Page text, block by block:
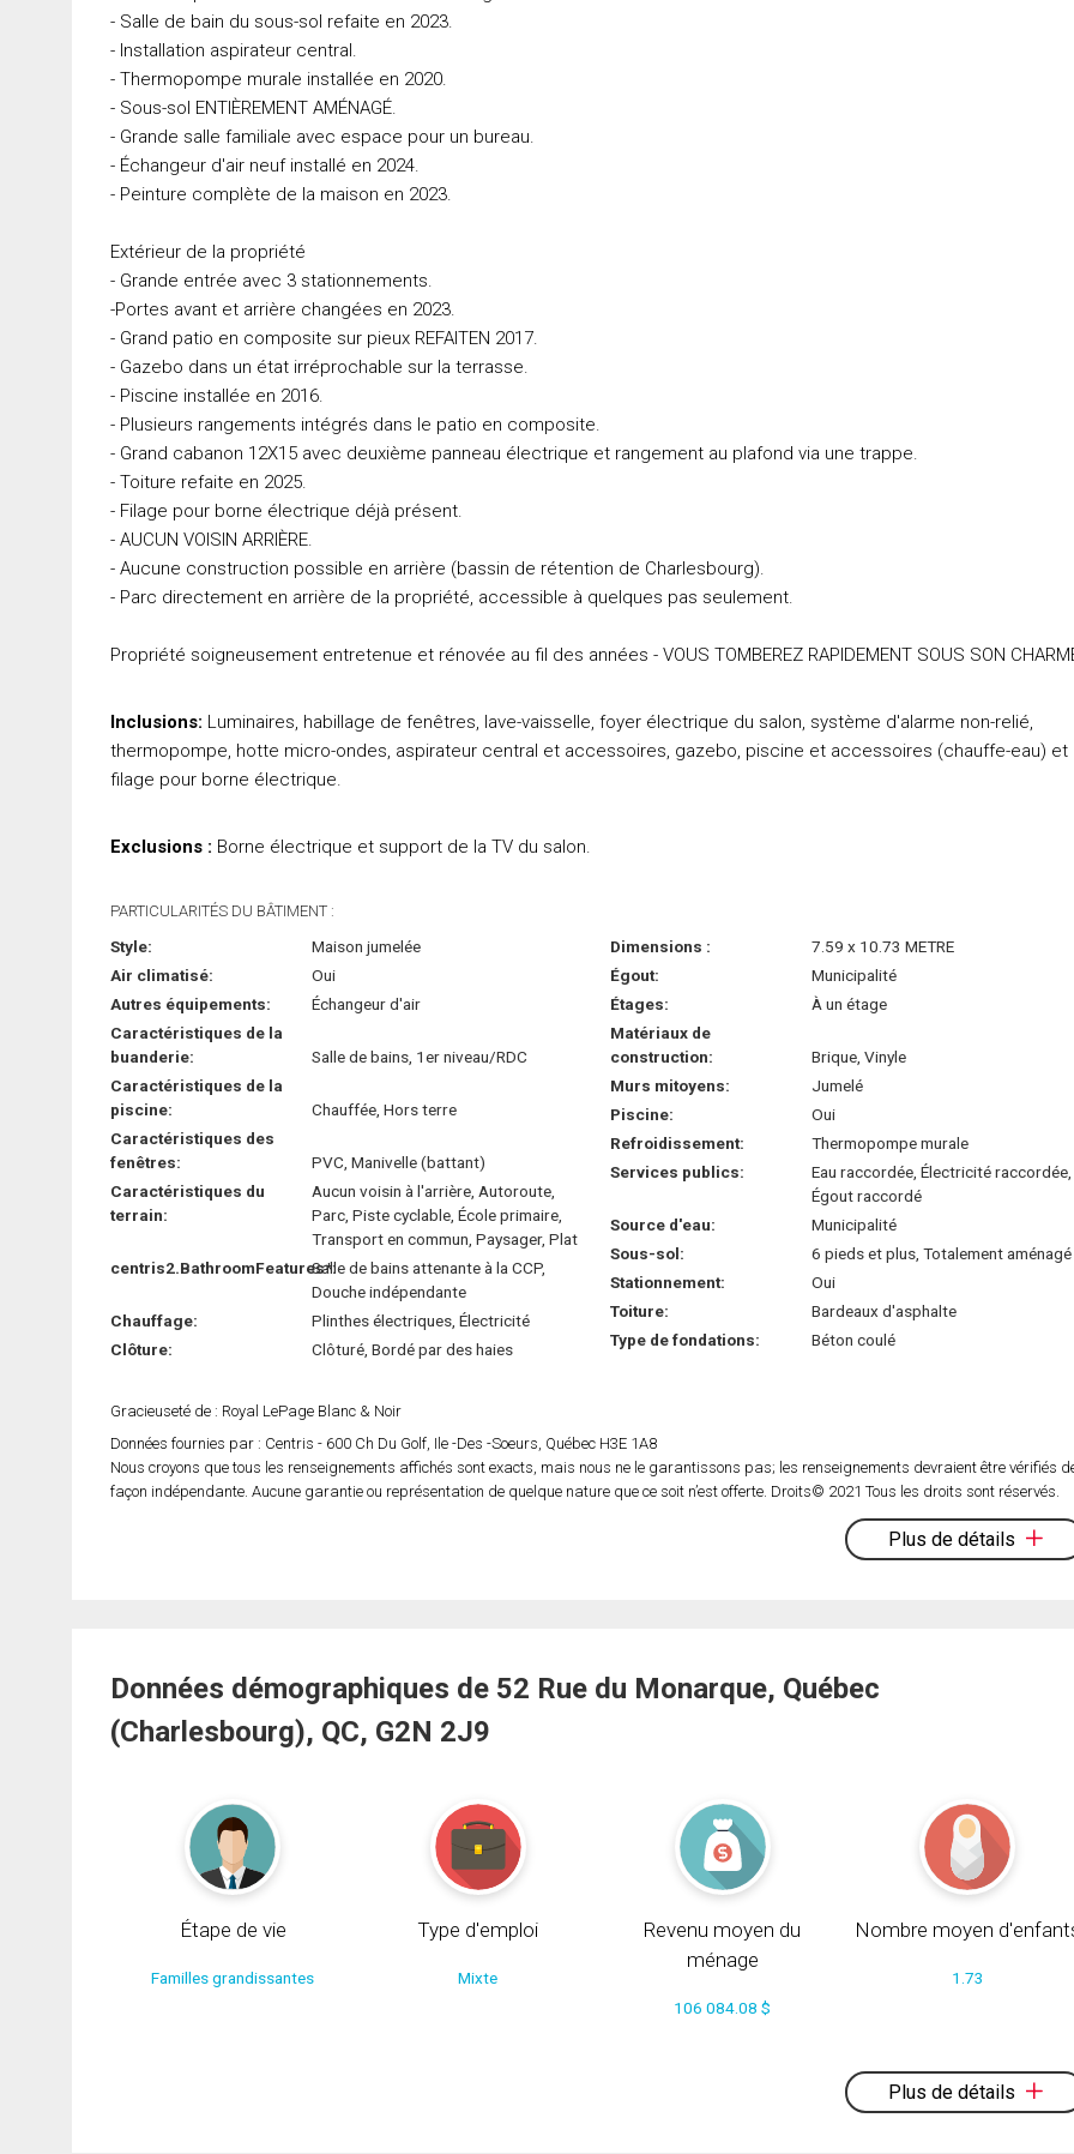
- Salle de bain du sous-sol refaite en 2023.
- Installation aspirateur central.
- Thermopompe murale installée en 2020.
- Sous-sol ENTIÈREMENT AMÉNAGÉ.
- Grande salle familiale avec espace pour un bureau.
- Échangeur d'air neuf installé en 2024.
- Peinture complète de la maison en 2023.
Extérieur de la propriété
- Grande entrée avec 3 stationnements.
-Portes avant et arrière changées en 2023.
- Grand patio en composite sur pieux REFAITEN 2017.
- Gazebo dans un état irréprochable sur la terrasse.
- Piscine installée en 2016.
- Plusieurs rangements intégrés dans le patio en composite.
- Grand cabanon 12X15 avec deuxième panneau électrique et rangement au plafond via une trappe.
- Toiture refaite en 2025.
- Filage pour borne électrique déjà présent.
- AUCUN VOISIN ARRIÈRE.
- Aucune construction possible en arrière (bassin de rétention de Charlesbourg).
- Parc directement en arrière de la propriété, accessible à quelques pas seulement.
Propriété soigneusement entretenue et rénovée au fil des années - VOUS TOMBEREZ RAPIDEMENT SOUS SON
Inclusions: Luminaires, habillage de fenêtres, lave-vaisselle, foyer électrique du salon, système d'alarme non-relié,
thermopompe, hotte micro-ondes, aspirateur central et accessoires, gazebo, piscine et accessoires (chauffe-eau) et
filage pour borne électrique.
Exclusions : Borne électrique et support de la TV du salon.
PARTICULARITÉS DU BÂTIMENT :
Style:
Maison jumelée
Air climatisé:
Oui
Autres équipements:
Échangeur d'air
Caractéristiques de la
buanderie:
Salle de bains, 1er niveau/RDC
Caractéristiques de la
piscine:
Chauffée, Hors terre
Caractéristiques des
fenêtres:
PVC, Manivelle (battant)
Caractéristiques du
terrain:
Aucun voisin à l'arrière, Autoroute,
Parc, Piste cyclable, École primaire,
Transport en commun, Paysager, Plat
centris2.BathroomFeatures*:Salle de bains attenante à la CCP,
Douche indépendante
Chauffage:
Plinthes électriques, Électricité
Clôture:
Clôturé, Bordé par des haies
Dimensions :
7.59 x 10.73 METRE
Égout:
Municipalité
Étages:
À un étage
Matériaux de
construction:
Brique, Vinyle
Murs mitoyens:
Jumelé
Piscine:
Oui
Refroidissement:
Thermopompe murale
Services publics:
Eau raccordée, Électricité raccordée,
Égout raccordé
Source d'eau:
Municipalité
Sous-sol:
6 pieds et plus, Totalement aménagé
Stationnement:
Oui
Toiture:
Bardeaux d'asphalte
Type de fondations:
Béton coulé
Gracieuseté de : Royal LePage Blanc & Noir
Données fournies par : Centris - 600 Ch Du Golf, Ile -Des -Soeurs, Québec H3E 1A8
Nous croyons que tous les renseignements affichés sont exacts, mais nous ne le garantissons pas; les renseignements devraient être vérifiés
façon indépendante. Aucune garantie ou représentation de quelque nature que ce soit n’est offerte. Droits© 2021 Tous les droits sont réservés.
Plus de détails
Données démographiques de 52 Rue du Monarque, Québec
(Charlesbourg), QC, G2N 2J9
Étape de vie
Familles grandissantes
Type d'emploi
Mixte
Revenu moyen du
ménage
106 084.08 $
Nombre moyen
1.73
Plus de détails